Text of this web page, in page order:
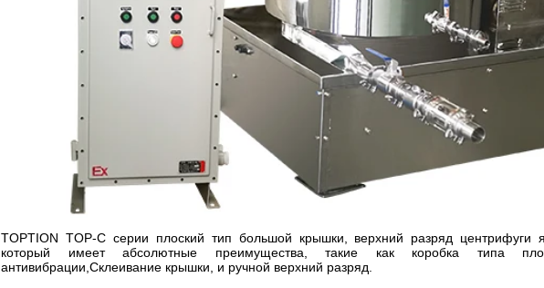
TOPTION TOP-C серии плоский тип большой крышки, верхний разряд центрифуги
который имеет абсолютные преимущества, такие как коробка типа
антивибрации,Склеивание крышки, и ручной верхний разряд.